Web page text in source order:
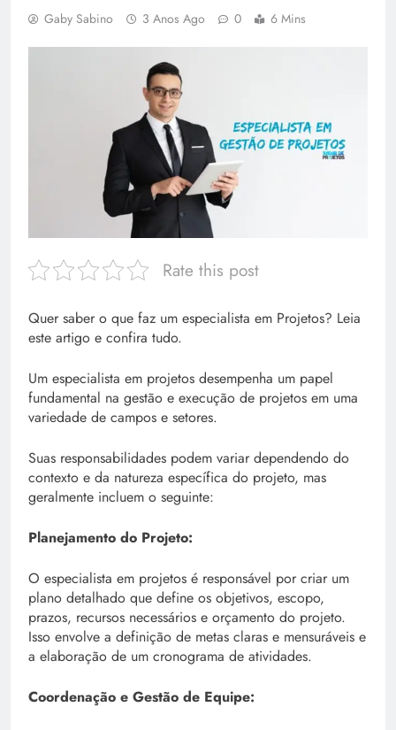
Gaby Sabino 3 Anos Ago 0 6 Mins
Rate this post
Quer saber o que faz um especialista em Projetos? Leia
este artigo e confira tudo.
Um especialista em projetos desempenha um papel
fundamental na gestão e execução de projetos em uma
variedade de campos e setores.
Suas responsabilidades podem variar dependendo do
contexto e da natureza específica do projeto, mas
geralmente incluem o seguinte:
Planejamento do Projeto:
O especialista em projetos é responsável por criar um
plano detalhado que define os objetivos, escopo,
prazos, recursos necessários e orçamento do projeto.
Isso envolve a definição de metas claras e mensuráveis e
a elaboração de um cronograma de atividades.
Coordenação e Gestão de Equipe: